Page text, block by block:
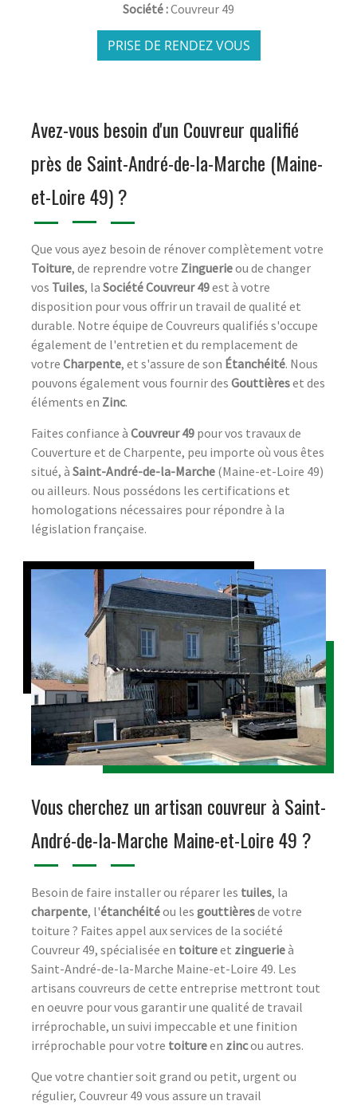
Société :Couvreur 49
PRISE DE RENDEZ VOUS
Avez-vous besoin d'un Couvreur qualifié
près de Saint-André-de-la-Marche (Maine-
et-Loire 49) ?
Que vous ayez besoin de rénover complètement votre
Toiture, de reprendre votre Zinguerieou de changer
vos Tuiles, la Société Couvreur 49est à votre
disposition pour vous offrir un travail de qualité et
durable. Notre équipe de Couvreurs qualifiés s'occupe
également de l'entretien et du remplacement de
votre Charpente, et s'assure de son Étanchéité. Nous
pouvons également vous fournir des Gouttièreset des
éléments en Zinc.
Faites confiance à Couvreur 49 pour vos travaux de
Couverture et de Charpente, peu importe où vous êtes
situé, à Saint-André-de-la-Marche (Maine-et-Loire 49)
ou ailleurs. Nous possédons les certifications et
homologations nécessaires pour répondre à la
législation française.
Vous cherchez un artisan couvreur à Saint-
André-de-la-Marche Maine-et-Loire 49 ?
Besoin de faire installer ou réparer les tuiles, la
charpente, l'étanchéitéou les gouttièresde votre
toiture ? Faites appel aux services de la société
Couvreur 49, spécialisée en toitureet zinguerieà
Saint-André-de-la-Marche Maine-et-Loire 49. Les
artisans couvreurs de cette entreprise mettront tout
en oeuvre pour vous garantir une qualité de travail
irréprochable, un suivi impeccable et une finition
irréprochable pour votre toitureen zincou autres.
Que votre chantier soit grand ou petit, urgent ou
régulier, Couvreur 49 vous assure un travail